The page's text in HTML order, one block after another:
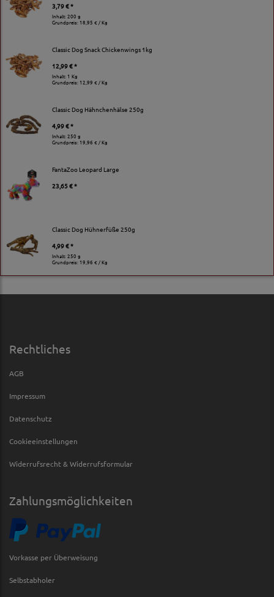
3,79 € *
Inhalt: 200 g
Grundpreis:18,95 € / Kg
Classic Dog Snack Chickenwings 1kg
12,99 € *
Inhalt: 1 Kg
Grundpreis: 12,99 € / Kg
Classic Dog Hähnchenhälse 250g
4,99 € *
Inhalt: 250 g
Grundpreis:19,96 € / Kg
FantaZoo Leopard Large
23,65 € *
Classic Dog Hühnerfüße 250g
4,99 € *
Inhalt: 250 g
Grundpreis:19,96 € / Kg
Rechtliches
AGB
Impressum
Datenschutz
Cookieeinstellungen
Widerrufsrecht & Widerrufsformular
Zahlungsmöglichkeiten
Vorkasse per Überweisung
Selbstabholer